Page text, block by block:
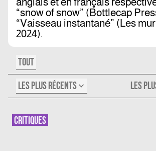
“snow of snow” (Bottlecap
“Vaisseau instantané” (Les
2024).
TOUT
LES PLUS RÉCENTS
LES
CRITIQUES